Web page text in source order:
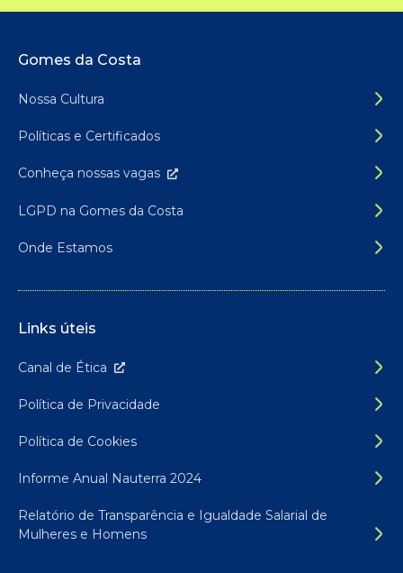
Rodapé do site
Gomes da Costa
Nossa Cultura
Políticas e Certificados
Conheça nossas vagas
LGPD na Gomes da Costa
Onde Estamos
Links úteis
Canal de Ética
Política de Privacidade
Política de Cookies
Informe Anual Nauterra 2024
Relatório de Transparência e Igualdade Salarial de
Mulheres e Homens